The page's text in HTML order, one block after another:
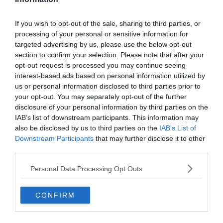
If you wish to opt-out of the sale, sharing to third parties, or
processing of your personal or sensitive information for
targeted advertising by us, please use the below opt-out
section to confirm your selection. Please note that after your
opt-out request is processed you may continue seeing
interest-based ads based on personal information utilized by
us or personal information disclosed to third parties prior to
your opt-out. You may separately opt-out of the further
disclosure of your personal information by third parties on the
IAB’s list of downstream participants. This information may
also be disclosed by us to third parties on the IAB’s List of
Downstream Participants that may further disclose it to other
Personal Data Processing Opt Outs
CONFIRM
Crédit photo : Airbnb
Budget :€
Le plus du logement :le fjord à vos pieds
l’aéroport, ce studio vous accueille dans un cadre
pittoresque et préservé, au milieu du Kaldfjord. Profitez
de la vue exceptionnelle le temps d’un séjour en pleine